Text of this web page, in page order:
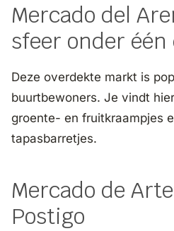
Mercado del
sfeer onder één
Deze overdekte markt is
buurtbewoners. Je vindt
groente- en fruitkraampjes
tapasbarretjes.
Mercado de
Postigo